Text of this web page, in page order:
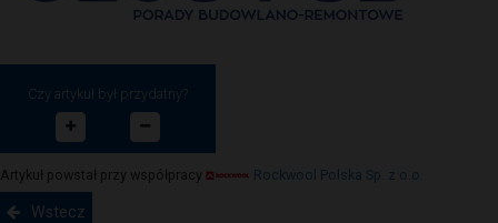
Czy artykuł był przydatny?
Artykuł powstał przy współpracy Rockwool Polska Sp. z o.o.
Wstecz